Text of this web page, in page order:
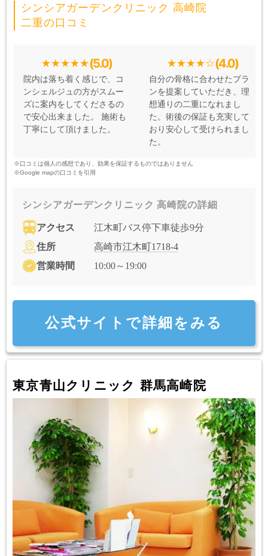
シンシアガーデンクリニック 高崎院
二重の口コミ
(5.0)
院内は落ち着く感じで、コ
ンシェルジュの方がスムー
ズに案内をしてくださるの
で安心出来ました。 施術も
丁寧にして頂けました。
(4.0)
自分の骨格に合わせたプラ
ンを提案していただき、理
想通りの二重になれまし
た。術後の保証も充実して
おり安心して受けられまし
た。
※口コミは個人の感想であり、効果を保証するものではありません
※Google mapの口コミを引用
シンシアガーデンクリニック 高崎院の詳細
アクセス
江木町バス停下車徒歩9分
住所
高崎市江木町1718-4
営業時間
10:00～19:00
公式サイトで詳細をみる
東京青山クリニック 群馬高崎院